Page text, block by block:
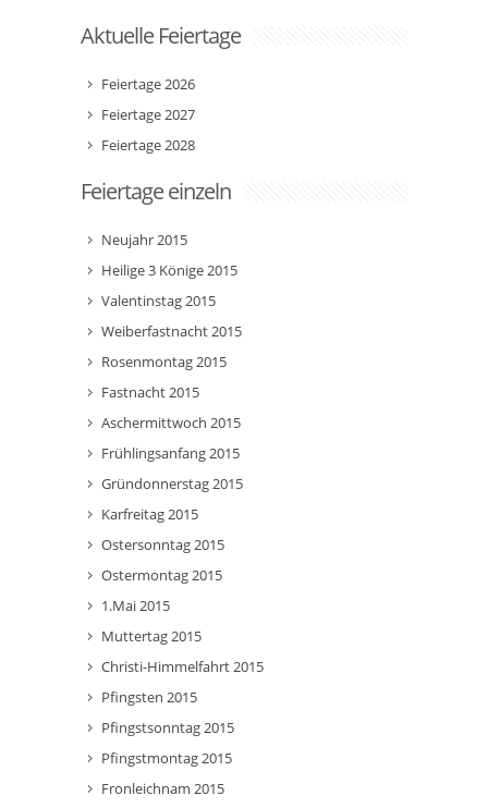
Aktuelle Feiertage
Feiertage 2026
Feiertage 2027
Feiertage 2028
Feiertage einzeln
Neujahr 2015
Heilige 3 Könige 2015
Valentinstag 2015
Weiberfastnacht 2015
Rosenmontag 2015
Fastnacht 2015
Aschermittwoch 2015
Frühlingsanfang 2015
Gründonnerstag 2015
Karfreitag 2015
Ostersonntag 2015
Ostermontag 2015
1.Mai 2015
Muttertag 2015
Christi-Himmelfahrt 2015
Pfingsten 2015
Pfingstsonntag 2015
Pfingstmontag 2015
Fronleichnam 2015